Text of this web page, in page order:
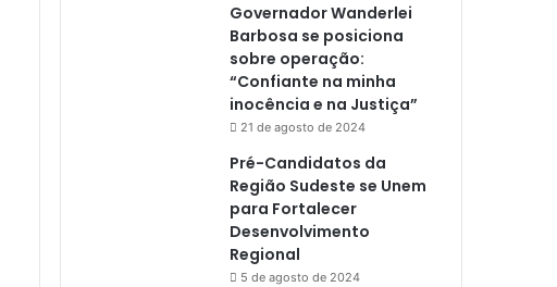
Governador Wanderlei
Barbosa se posiciona
sobre operação:
“Confiante na minha
inocência e na Justiça”
21 de agosto de 2024
Pré-Candidatos da
Região Sudeste se Unem
para Fortalecer
Desenvolvimento
Regional
5 de agosto de 2024